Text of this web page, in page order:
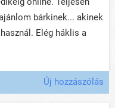
bárkinek... akinek
Elég háklis a
Új hozzászólás